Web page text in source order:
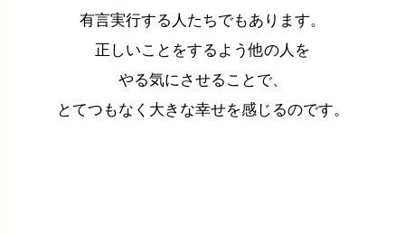
有言実行する人たちでもあります。
正しいことをするよう他の人を
やる気にさせることで、
とてつもなく大きな幸せを感じるのです。